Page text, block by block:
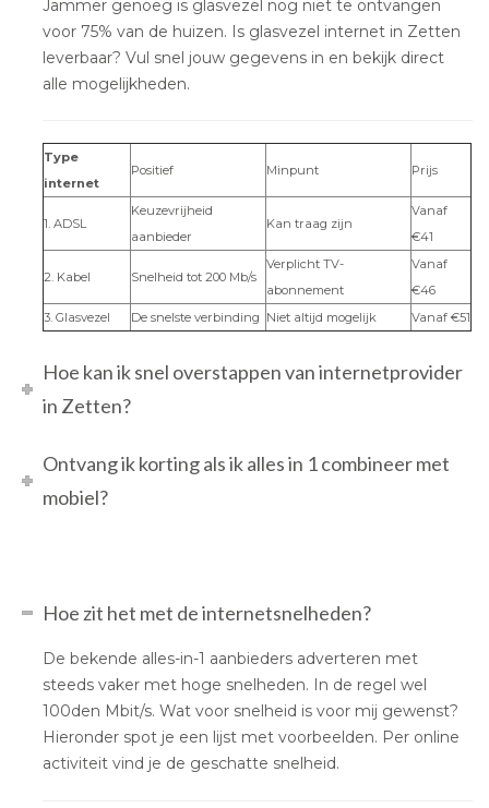
Jammer genoeg is glasvezel nog niet te ontvangen
voor 75% van de huizen. Is glasvezel internet in Zetten
leverbaar? Vul snel jouw gegevens in en bekijk direct
alle mogelijkheden.
Type
internet
Positief Minpunt Prijs
1. ADSL
Keuzevrijheid
aanbieder
Kan traag zijn
Vanaf
€41
2. Kabel Snelheid tot 200 Mb/s
Verplicht TV-
abonnement
Vanaf
€46
3. Glasvezel
De snelste verbinding Niet altijd mogelijk Vanaf €51
Hoe kan ik snel overstappen van internetprovider
in Zetten?
Ontvang ik korting als ik alles in 1 combineer met
mobiel?
Hoe zit het met de internetsnelheden?
De bekende alles-in-1 aanbieders adverteren met
steeds vaker met hoge snelheden. In de regel wel
100den Mbit/s. Wat voor snelheid is voor mij gewenst?
Hieronder spot je een lijst met voorbeelden. Per online
activiteit vind je de geschatte snelheid.